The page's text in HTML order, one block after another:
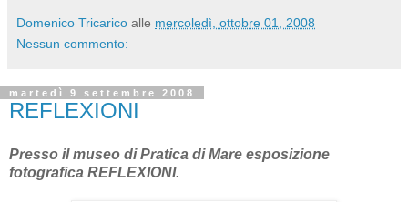
Domenico Tricarico alle mercoledì, ottobre 01, 2008
Nessun commento:
martedì 9 settembre 2008
REFLEXIONI
Presso il museo di Pratica di Mare esposizione
fotografica REFLEXIONI.